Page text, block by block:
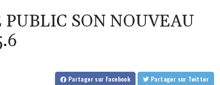
SON NOUVEAU
Partager sur Facebook Partager sur Twitter